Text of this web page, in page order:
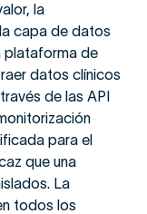
la
capa de datos
plataforma de
datos clínicos
de las API
para el
que una
La
todos los